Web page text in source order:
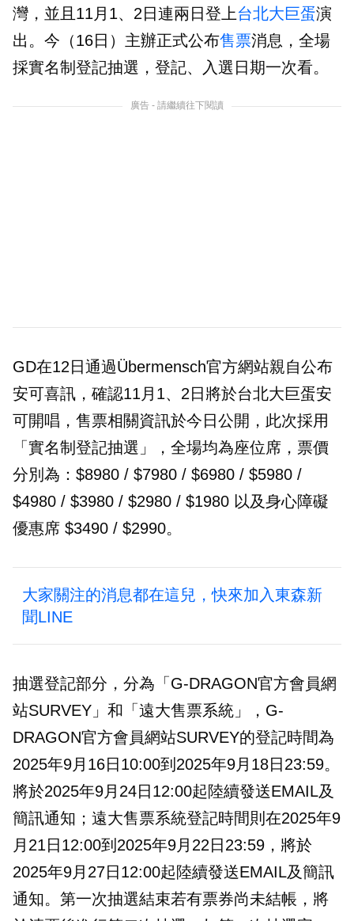
灣，並且11月1、2日連兩日登上台北大巨蛋演
出。今（16日）主辦正式公布售票消息，全場
採實名制登記抽選，登記、入選日期一次看。
廣告 - 請繼續往下閱讀
GD在12日通過Übermensch官方網站親自公布
安可喜訊，確認11月1、2日將於台北大巨蛋安
可開唱，售票相關資訊於今日公開，此次採用
「實名制登記抽選」，全場均為座位席，票價
分別為：$8980 / $7980 / $6980 / $5980 /
$4980 / $3980 / $2980 / $1980 以及身心障礙
優惠席 $3490 / $2990。
大家關注的消息都在這兒，快來加入東森新
聞LINE
抽選登記部分，分為「G-DRAGON官方會員網
站SURVEY」和「遠大售票系統」，G-
DRAGON官方會員網站SURVEY的登記時間為
2025年9月16日10:00到2025年9月18日23:59。
將於2025年9月24日12:00起陸續發送EMAIL及
簡訊通知；遠大售票系統登記時間則在2025年9
月21日12:00到2025年9月22日23:59，將於
2025年9月27日12:00起陸續發送EMAIL及簡訊
通知。第一次抽選結束若有票券尚未結帳，將